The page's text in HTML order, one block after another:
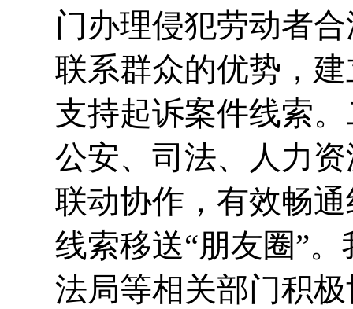
门办理侵犯劳动者
联系群众的优势，
支持起诉案件线索
公安、司法、人力
联动协作，有效畅
线索移送“朋友圈”
法局等相关部门积